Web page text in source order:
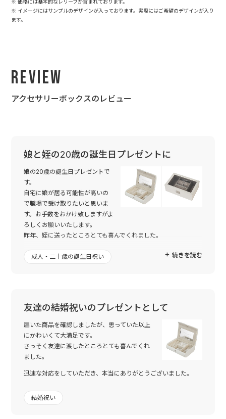
※ 価格には基本的なレリーフが含まれております。
※ イメージにはサンプルのデザインが入っております。実際にはご希望のデザインが入り
ます。
Review
アクセサリーボックスのレビュー
娘と姪の20歳の誕生日プレゼントに
娘の20歳の誕生日プレゼントで
す。
自宅に娘が居る可能性が高いの
で職場で受け取りたいと思いま
す。お手数をおかけ致しますがよ
ろしくお願いいたします。
昨年、姪に送ったところとても喜んでくれました。
続きを読む
成人・二十歳の誕生日祝い
友達の結婚祝いのプレゼントとして
届いた商品を確認しましたが、思っていた以上
にかわいくて大満足です。
さっそく友達に渡したところとても喜んでくれ
ました。
迅速な対応をしていただき、本当にありがとうございました。
結婚祝い